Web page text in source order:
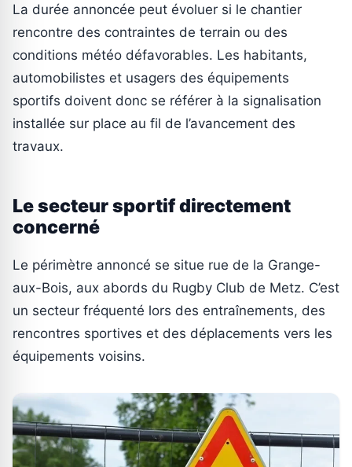
La durée annoncée peut évoluer si le chantier
rencontre des contraintes de terrain ou des
conditions météo défavorables. Les habitants,
automobilistes et usagers des équipements
sportifs doivent donc se référer à la signalisation
installée sur place au fil de l’avancement des
travaux.
Le secteur sportif directement
concerné
Le périmètre annoncé se situe rue de la Grange-
aux-Bois, aux abords du Rugby Club de Metz. C’est
un secteur fréquenté lors des entraînements, des
rencontres sportives et des déplacements vers les
équipements voisins.